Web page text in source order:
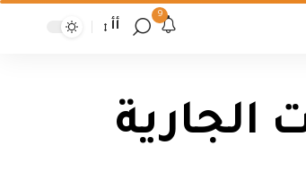
9
أأ
الجارية